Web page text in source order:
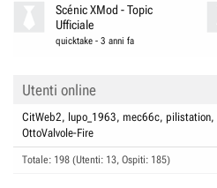
Scénic XMod - Topic
Ufficiale
quicktake -3 anni fa
Utenti online
CitWeb2 lupo_1963 mec66c pilistation
OttoValvole-Fire
Totale: 198 (Utenti: 13, Ospiti: 185)